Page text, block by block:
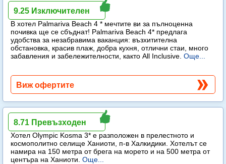
Palmariva Beach
В хотел Palmariva Beach 4 * мечтите ви за пълноценна
почивка ще се сбъднат! Palmariva Beach 4* предлага
удобства за незабравима ваканция: възхитителна
обстановка, красив плаж, добра кухня, отлични стаи, много
забавления и забележителности, както All Inclusive. Още...
9.25 Изключителен
Виж офертите
Olympic Kosma
Хотел Olympic Kosma 3* е разположен в прелестното и
космополитно селище Ханиоти, п-в Халкидики. Хотелът се
намира на 150 метра от брега на морето и на 500 метра от
центъра на Ханиоти. Още...
8.71 Превъзходен